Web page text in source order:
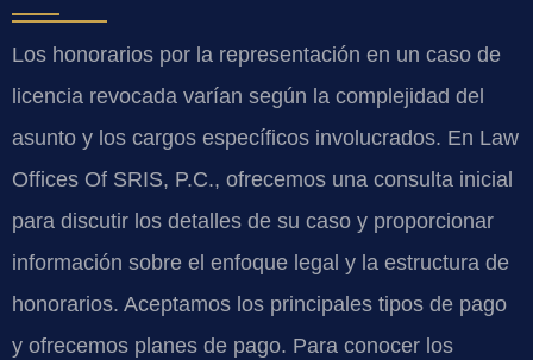
Los honorarios por la representación en un caso de
licencia revocada varían según la complejidad del
asunto y los cargos específicos involucrados. En Law
Offices Of SRIS, P.C., ofrecemos una consulta inicial
para discutir los detalles de su caso y proporcionar
información sobre el enfoque legal y la estructura de
honorarios. Aceptamos los principales tipos de pago
y ofrecemos planes de pago. Para conocer los